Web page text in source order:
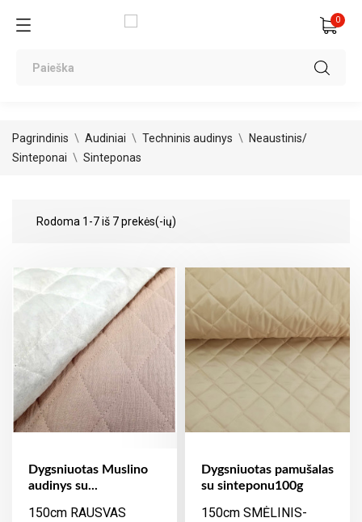
0
Pagrindinis Audiniai Techninis audinys
Neaustinis/
Sinteponai
Sinteponas
Rodoma 1-7 iš 7 prekės(-ių)
Dygsniuotas Muslino
audinys su...
150cm RAUSVAS
Dygsniuotas pamušalas
su sinteponu100g
150cm SMĖLINIS-